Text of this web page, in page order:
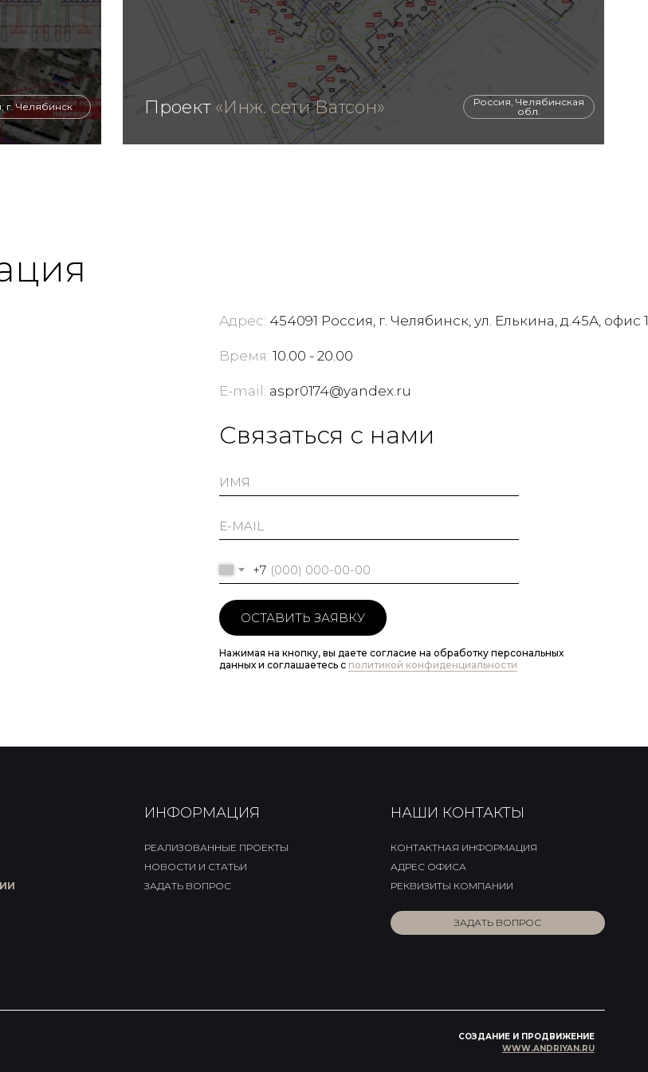
г. Челябинск
Россия, Челябинская
обл.
Проект «Инж. сети Ватсон»
Адрес: 454091 Россия, г. Челябинск, ул. Елькина, д.45А, офис
Время: 10.00 - 20.00
E-mail: aspr0174@yandex.ru
Cвязаться с нами
+7
ОСТАВИТЬ ЗАЯВКУ
Нажимая на кнопку, вы даете согласие на обработку персональных
данных и соглашаетесь c политикой конфиденциальности
КОНТАКТНАЯ ИНФОРМАЦИЯ
АДРЕС ОФИСА
РЕКВИЗИТЫ КОМПАНИИ
ИНФОРМАЦИЯ
РЕАЛИЗОВАННЫЕ ПРОЕКТЫ
НОВОСТИ И СТАТЬИ
ЗАДАТЬ ВОПРОС
НАШИ КОНТАКТЫ
ЗАДАТЬ ВОПРОС
СОЗДАНИЕ И ПРОДВИЖЕНИЕ
WWW.ANDRIYAN.RU